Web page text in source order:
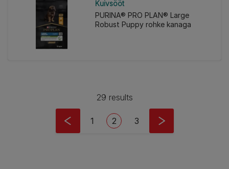
Kuivsööt
PURINA® PRO PLAN® Large
Robust Puppy rohke kanaga
29 results
Lehekülg
1 Eesolev leht
2 Lehekülg
3